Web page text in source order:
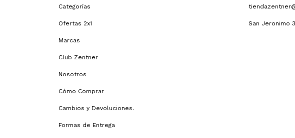
Categorías
Ofertas 2x1
Marcas
Club Zentner
Nosotros
Cómo Comprar
Cambios y Devoluciones.
Formas de Entrega
San Jeronimo